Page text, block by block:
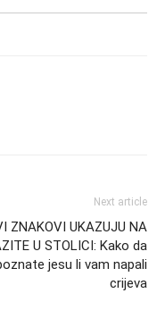
Next article
ZNAKOVI UKAZUJU NA
U STOLICI: Kako da
jesu li vam napali
crijeva